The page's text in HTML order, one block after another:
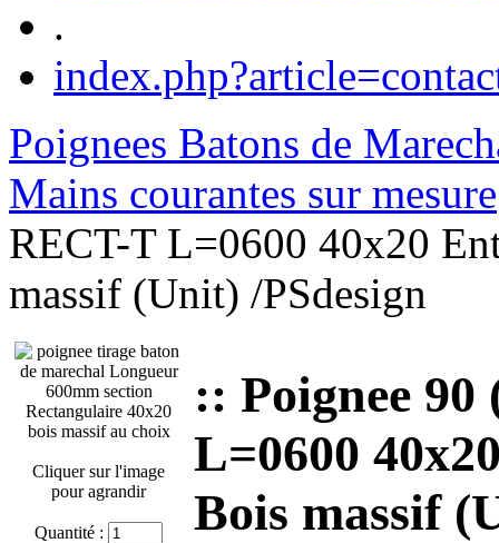
.
Poignees Batons de
Mains courantes sur mesure
RECT-T L=0600 40x20
massif (Unit) /PSdesign
Cliquer sur l'image
pour agrandir
Quantité :
:: Poignee
L=0600
Bois massif